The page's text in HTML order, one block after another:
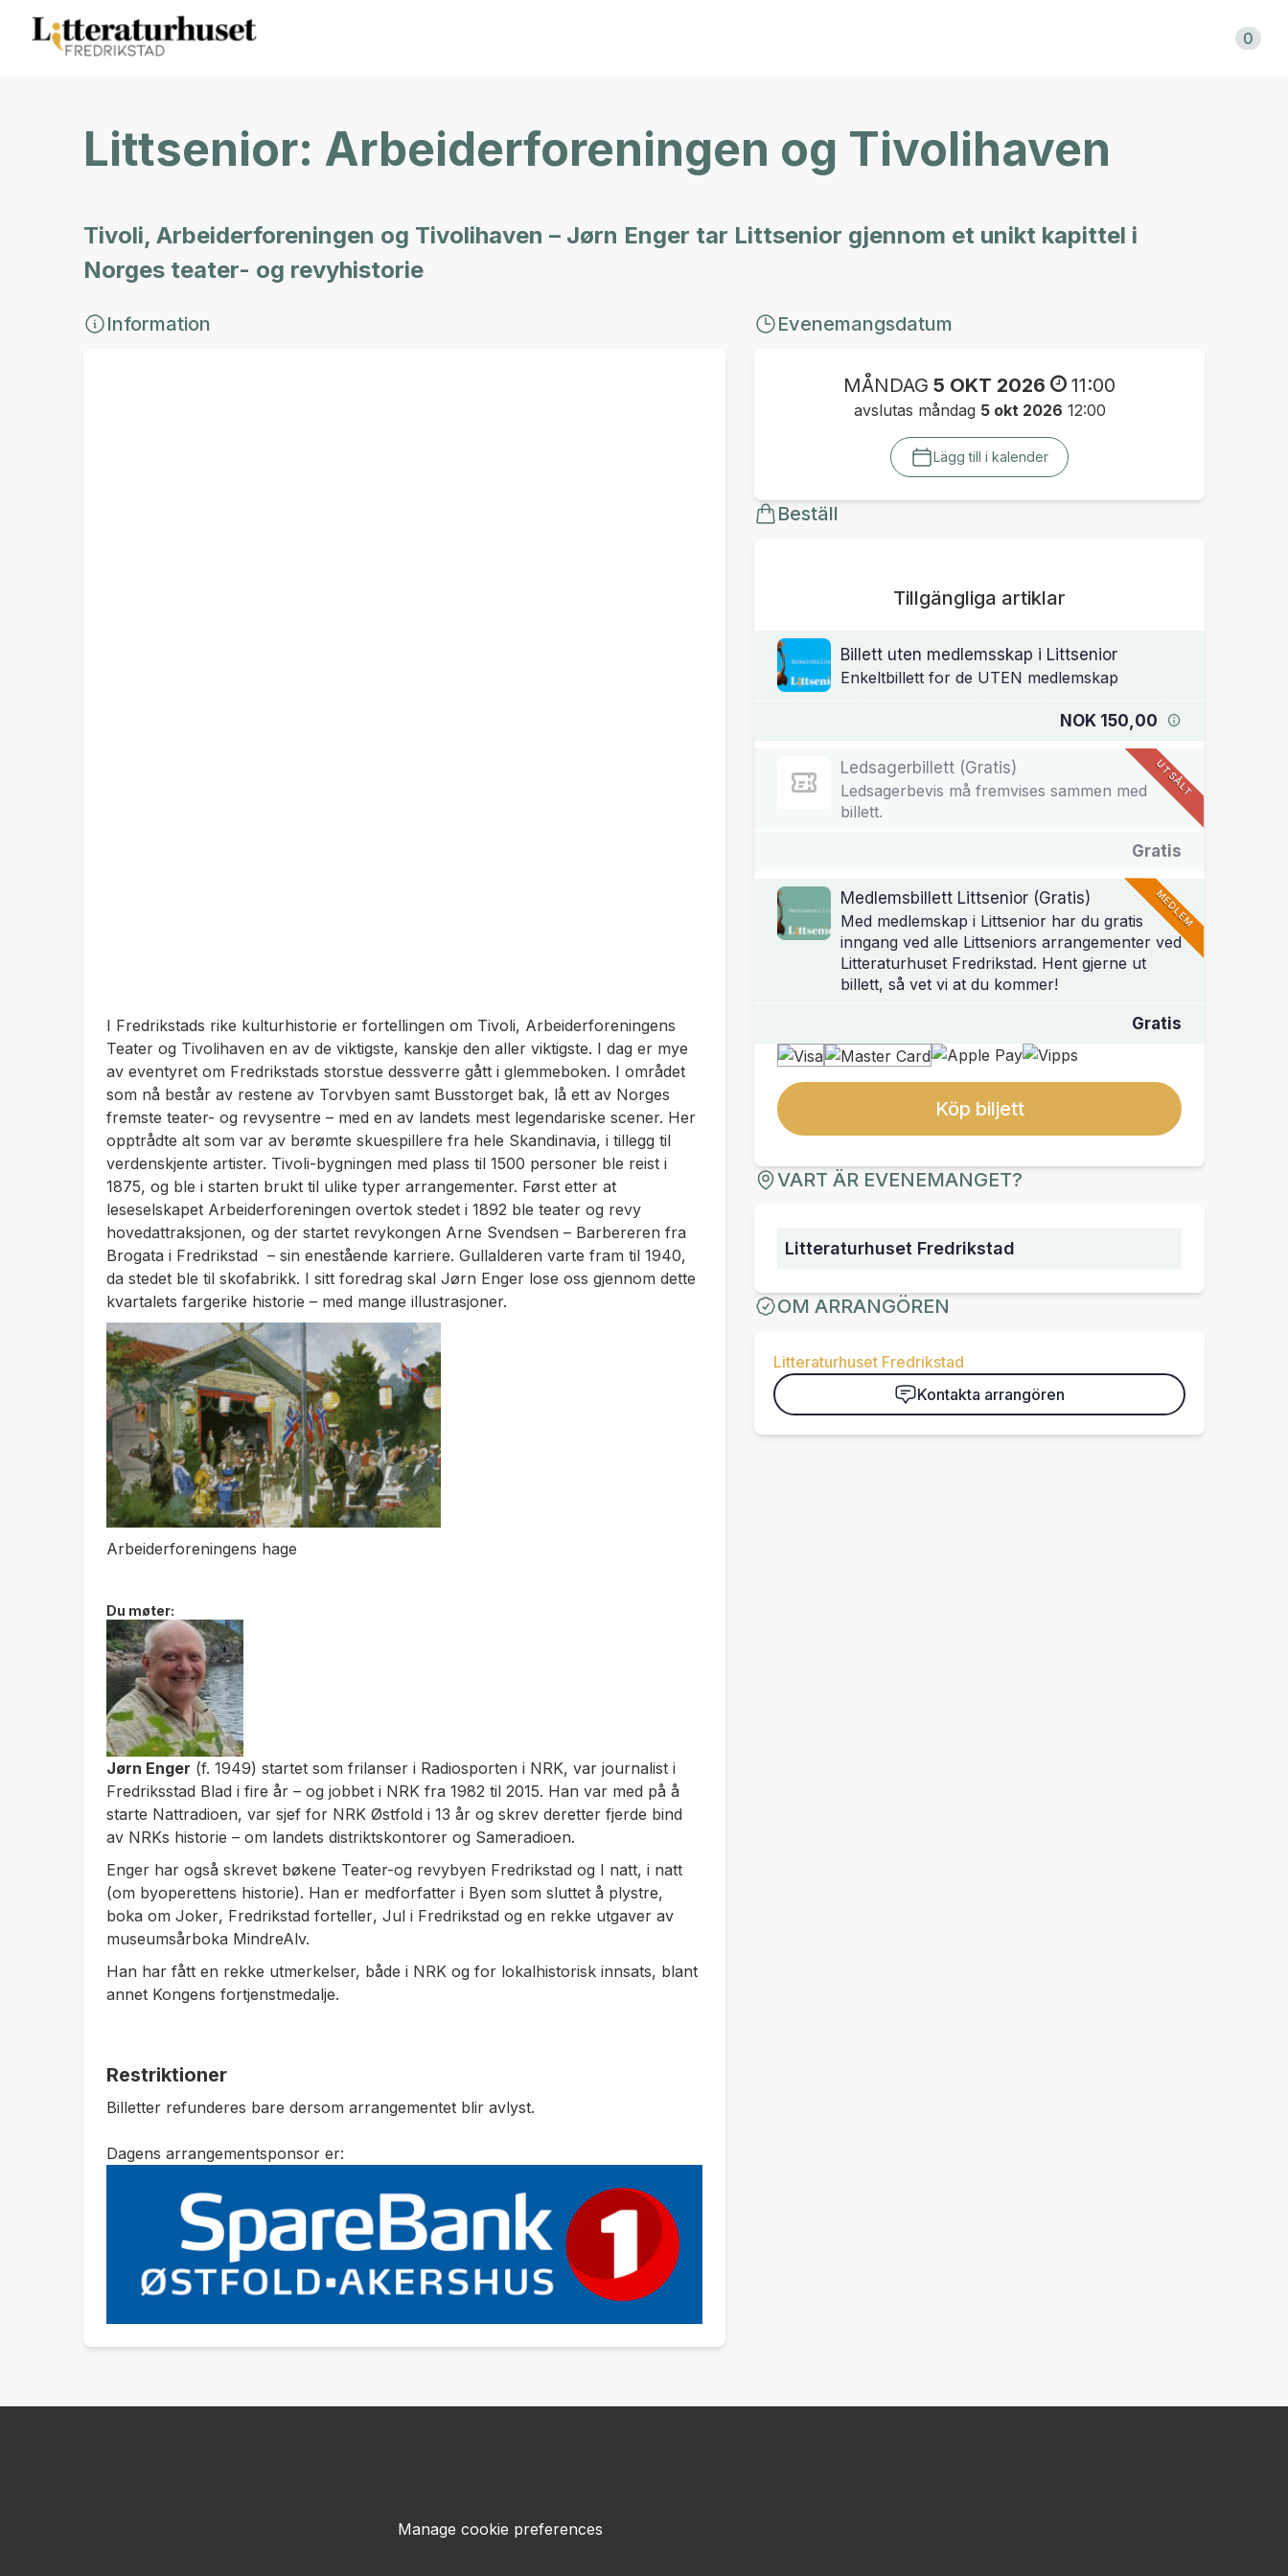
0
Littsenior: Arbeiderforeningen og Tivolihaven
Tivoli, Arbeiderforeningen og Tivolihaven – Jørn Enger tar Littsenior gjennom et unikt kapittel i
Norges teater- og revyhistorie
Information
I Fredrikstads rike kulturhistorie er fortellingen om Tivoli, Arbeiderforeningens
Teater og Tivolihaven en av de viktigste, kanskje den aller viktigste. I dag er mye
av eventyret om Fredrikstads storstue dessverre gått i glemmeboken. I området
som nå består av restene av Torvbyen samt Busstorget bak, lå ett av Norges
fremste teater- og revysentre – med en av landets mest legendariske scener. Her
opptrådte alt som var av berømte skuespillere fra hele Skandinavia, i tillegg til
verdenskjente artister. Tivoli-bygningen med plass til 1500 personer ble reist i
1875, og ble i starten brukt til ulike typer arrangementer. Først etter at
leseselskapet Arbeiderforeningen overtok stedet i 1892 ble teater og revy
hovedattraksjonen, og der startet revykongen Arne Svendsen – Barbereren fra
Brogata i Fredrikstad – sin enestående karriere. Gullalderen varte fram til 1940,
da stedet ble til skofabrikk. I sitt foredrag skal Jørn Enger lose oss gjennom dette
kvartalets fargerike historie – med mange illustrasjoner.
Arbeiderforeningens hage
Du møter:
Jørn Enger (f. 1949) startet som frilanser i Radiosporten i NRK, var journalist i
Fredriksstad Blad i fire år – og jobbet i NRK fra 1982 til 2015. Han var med på å
starte Nattradioen, var sjef for NRK Østfold i 13 år og skrev deretter fjerde bind
av NRKs historie – om landets distriktskontorer og Sameradioen.
Enger har også skrevet bøkene Teater-og revybyen Fredrikstad og I natt, i natt
(om byoperettens historie). Han er medforfatter i Byen som sluttet å plystre,
boka om Joker, Fredrikstad forteller, Jul i Fredrikstad og en rekke utgaver av
museumsårboka MindreAlv.
Han har fått en rekke utmerkelser, både i NRK og for lokalhistorisk innsats, blant
annet Kongens fortjenstmedalje.
Restriktioner
Billetter refunderes bare dersom arrangementet blir avlyst.
Dagens arrangementsponsor er:
Evenemangsdatum
MÅNDAG 5 OKT 2026 11:00
avslutas måndag 5 okt 2026 12:00
Lägg till i kalender
Beställ
Köp biljett
Tillgängliga artiklar
Billett uten medlemsskap i Littsenior
Enkeltbillett for de UTEN medlemskap
NOK 150,00
Ledsagerbillett (Gratis)
Ledsagerbevis må fremvises sammen med
billett.
Gratis
UTSÅLT
Medlemsbillett Littsenior (Gratis)
Med medlemskap i Littsenior har du gratis
inngang ved alle Littseniors arrangementer ved
Litteraturhuset Fredrikstad. Hent gjerne ut
billett, så vet vi at du kommer!
Gratis
MEDLEM
VART ÄR EVENEMANGET?
Litteraturhuset Fredrikstad
OM ARRANGÖREN
Litteraturhuset Fredrikstad
Kontakta arrangören
Manage cookie preferences